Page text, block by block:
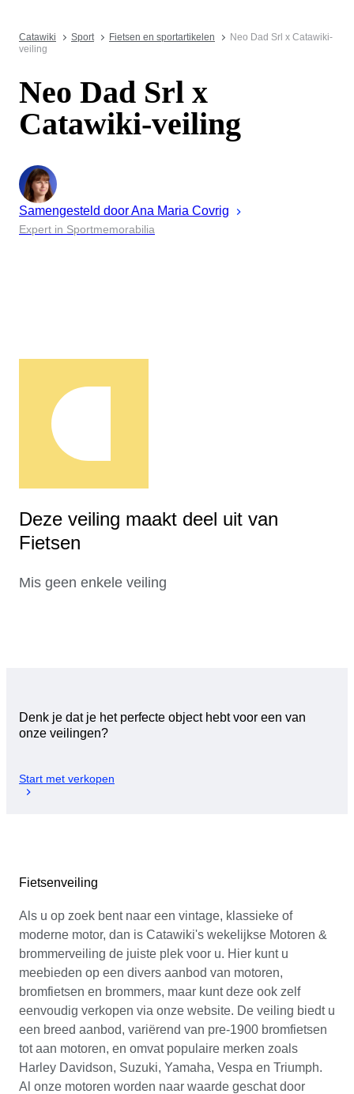
Catawiki Sport Fietsen en sportartikelen
Neo Dad Srl x Catawiki-
veiling
Neo Dad Srl x
Catawiki-veiling
Samengesteld doorAna Maria Covrig
Expert in Sportmemorabilia
Deze veiling maakt deel uit van
Fietsen
Mis geen enkele veiling
Denk je dat je het perfecte object hebt voor een van
onze veilingen?
Start met verkopen
Fietsenveiling
Als u op zoek bent naar een vintage, klassieke of
moderne motor, dan is Catawiki's wekelijkse Motoren &
brommerveiling de juiste plek voor u. Hier kunt u
meebieden op een divers aanbod van motoren,
bromfietsen en brommers, maar kunt deze ook zelf
eenvoudig verkopen via onze website. De veiling biedt u
een breed aanbod, variërend van pre-1900 bromfietsen
tot aan motoren, en omvat populaire merken zoals
Harley Davidson, Suzuki, Yamaha, Vespa en Triumph.
Al onze motoren worden naar waarde geschat door